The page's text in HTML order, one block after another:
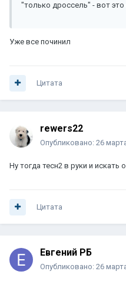
"только дроссель" - вот это
Уже все починил
Цитата
rewers22
Опубликовано: 26
Ну тогда тесн2 в руки и искать
Цитата
Евгений РБ
Опубликовано: 26